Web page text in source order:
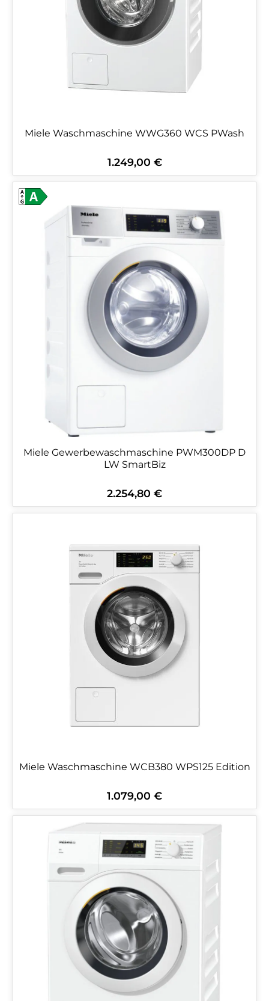
Miele Waschmaschine WWG360 WCS PWash
Regulärer Preis:
1.249,00 €
Miele Gewerbewaschmaschine PWM300DP D
LW SmartBiz
Regulärer Preis:
2.254,80 €
Miele Waschmaschine WCB380 WPS125 Edition
Regulärer Preis:
1.079,00 €